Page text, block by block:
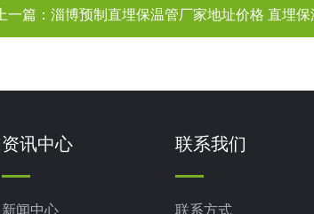
上一篇： 淄博预制直埋保温管厂家地址价格 直埋保温管尺寸 淄博直
资讯中心
新闻中心
联系我们
联系方式